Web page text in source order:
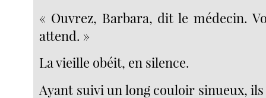
« Ouvrez, Barbara, dit le médecin.
attend. »
La vieille obéit, en silence.
Ayant suivi un long couloir sinueux,